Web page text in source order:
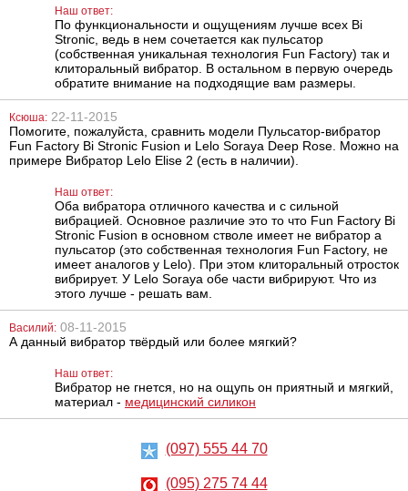
Vibration
3572 грн 992 грн
Анальный
лубрикант на
водной основе
Just Glide Anal,
200 мл
486 грн
Унисекс-
страпон Lovetoy
Rodeo G 8
3078 грн
для женщин
Madame, 18 мл
пробка Purrfect
Наш ответ:
По функциональности и ощущениям лучше всех Bi
Stronic, ведь в нем сочетается как пульсатор
(собственная уникальная технология Fun Factory) так и
клиторальный вибратор. В остальном в первую очередь
обратите внимание на подходящие вам размеры.
Ксюша: 22-11-2015
Помогите, пожалуйста, сравнить модели Пульсатор-вибратор
Fun Factory Bi Stronic Fusion и Lelo Soraya Deep Rose. Можно на
примере Вибратор Lelo Elise 2 (есть в наличии).
Наш ответ:
Оба вибратора отличного качества и с сильной
вибрацией. Основное различие это то что Fun Factory Bi
Stronic Fusion в основном стволе имеет не вибратор а
пульсатор (это собственная технология Fun Factory, не
имеет аналогов у Lelo). При этом клиторальный отросток
вибрирует. У Lelo Soraya обе части вибрируют. Что из
этого лучше - решать вам.
Василий: 08-11-2015
А данный вибратор твёрдый или более мягкий?
Наш ответ:
Вибратор не гнется, но на ощупь он приятный и мягкий,
материал - медицинский силикон
(097) 555 44 70
(095) 275 74 44